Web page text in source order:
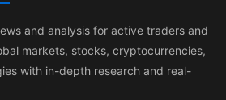
and analysis for active traders and
markets, stocks, cryptocurrencies,
with in-depth research and real-